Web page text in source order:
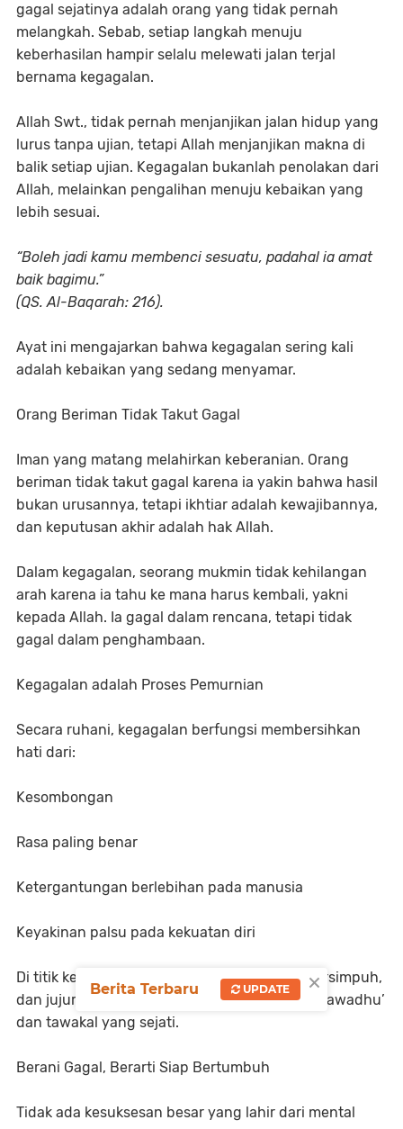
gagal sejatinya adalah orang yang tidak pernah
melangkah. Sebab, setiap langkah menuju
keberhasilan hampir selalu melewati jalan terjal
bernama kegagalan.
Allah Swt., tidak pernah menjanjikan jalan hidup yang
lurus tanpa ujian, tetapi Allah menjanjikan makna di
balik setiap ujian. Kegagalan bukanlah penolakan dari
Allah, melainkan pengalihan menuju kebaikan yang
lebih sesuai.
“Boleh jadi kamu membenci sesuatu, padahal ia amat
baik bagimu.”
(QS. Al-Baqarah: 216).
Ayat ini mengajarkan bahwa kegagalan sering kali
adalah kebaikan yang sedang menyamar.
Orang Beriman Tidak Takut Gagal
Iman yang matang melahirkan keberanian. Orang
beriman tidak takut gagal karena ia yakin bahwa hasil
bukan urusannya, tetapi ikhtiar adalah kewajibannya,
dan keputusan akhir adalah hak Allah.
Dalam kegagalan, seorang mukmin tidak kehilangan
arah karena ia tahu ke mana harus kembali, yakni
kepada Allah. Ia gagal dalam rencana, tetapi tidak
gagal dalam penghambaan.
Kegagalan adalah Proses Pemurnian
Secara ruhani, kegagalan berfungsi membersihkan
hati dari:
Kesombongan
Rasa paling benar
Ketergantungan berlebihan pada manusia
Keyakinan palsu pada kekuatan diri
Di titik kegagalan, manusia belajar tunduk, bersimpuh,
dan jujur pada dirinya sendiri. Di situlah lahir tawadhu’
dan tawakal yang sejati.
Berani Gagal, Berarti Siap Bertumbuh
Tidak ada kesuksesan besar yang lahir dari mental
×
Berita Terbaru UPDATE